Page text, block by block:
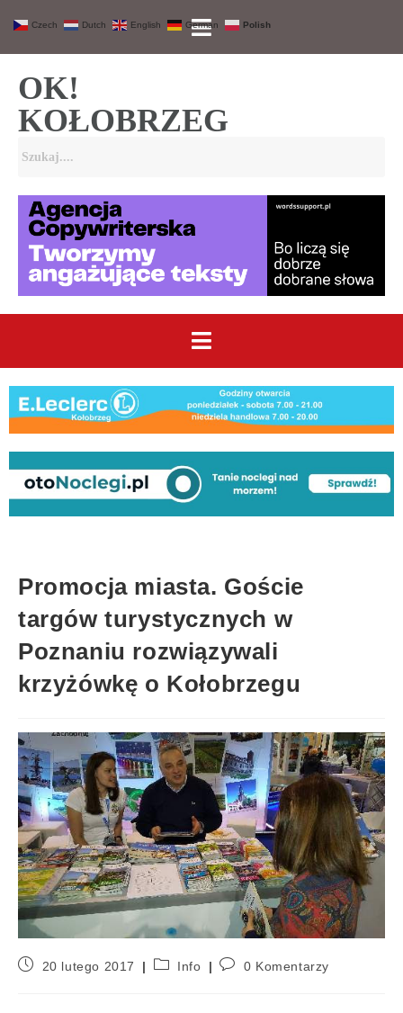
OK!
KOŁOBRZEG
Promocja miasta. Goście
targów turystycznych w
Poznaniu rozwiązywali
krzyżówkę o Kołobrzegu
20 lutego 2017 Info 0 Komentarzy
Czech Dutch English German Polish